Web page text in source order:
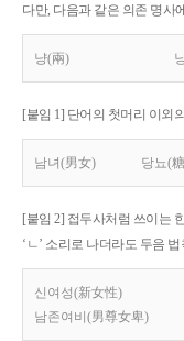
다만, 다음과 같은 의존 명사
냥(兩)
[붙임 1] 단어의 첫머리 이외
남녀(男女) 당뇨(
[붙임 2] 접두사처럼 쓰이는
‘ㄴ’ 소리로 나더라도 두음
신여성(新女性)
남존여비(男尊女卑)